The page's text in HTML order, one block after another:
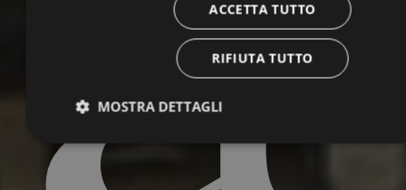
ACCETTA TUTTO
RIFIUTA TUTTO
MOSTRA DETTAGLI